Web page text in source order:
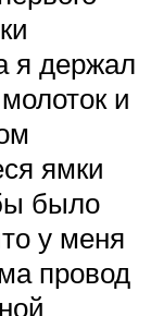
я держал
и
ямки
было
у меня
провод